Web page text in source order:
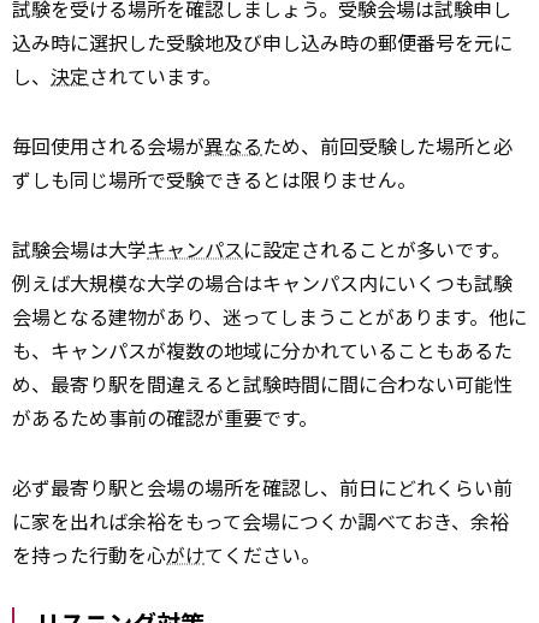
試験を受ける場所を確認しましょう。受験会場は試験申し
込み時に選択した受験地及び申し込み時の郵便番号を元に
し、 決定されています。
毎回使用される会場が異なるため、前回受験した場所と必
ずしも同じ場所で受験できるとは限りません。
試験会場は大学キャンパスに設定されることが多いです。
例えば大規模な大学の場合はキャンパス内にいくつも試験
会場となる建物があり、迷ってしまうことがあります。他に
も、キャンパスが複数の地域に分かれていることもあるた
め、最寄り駅を間違えると試験時間に間に合わない可能性
があるため事前の確認が重要です。
必ず最寄り駅と会場の場所を確認し、前日にどれくらい前
に家を出れば余裕をもって会場につくか調べておき、余裕
を持った行動を心がけてください。